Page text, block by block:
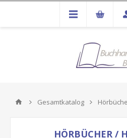
Gesamtkatalog
HÖRBÜCHER /